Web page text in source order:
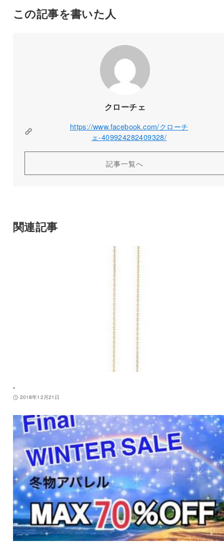
この記事を書いた人
クローチェ
https://www.facebook.com/クローチ
ェ-409924282409328/
記事一覧へ
関連記事
.
2018年12月21日